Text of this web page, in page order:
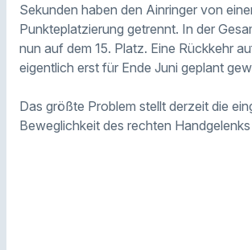
Sekunden haben den Ainringer von
Punkteplatzierung getrennt. In der
nun auf dem 15. Platz. Eine Rückkehr
eigentlich erst für Ende Juni geplant
Das größte Problem stellt derzeit die
Beweglichkeit des rechten Handgelenks